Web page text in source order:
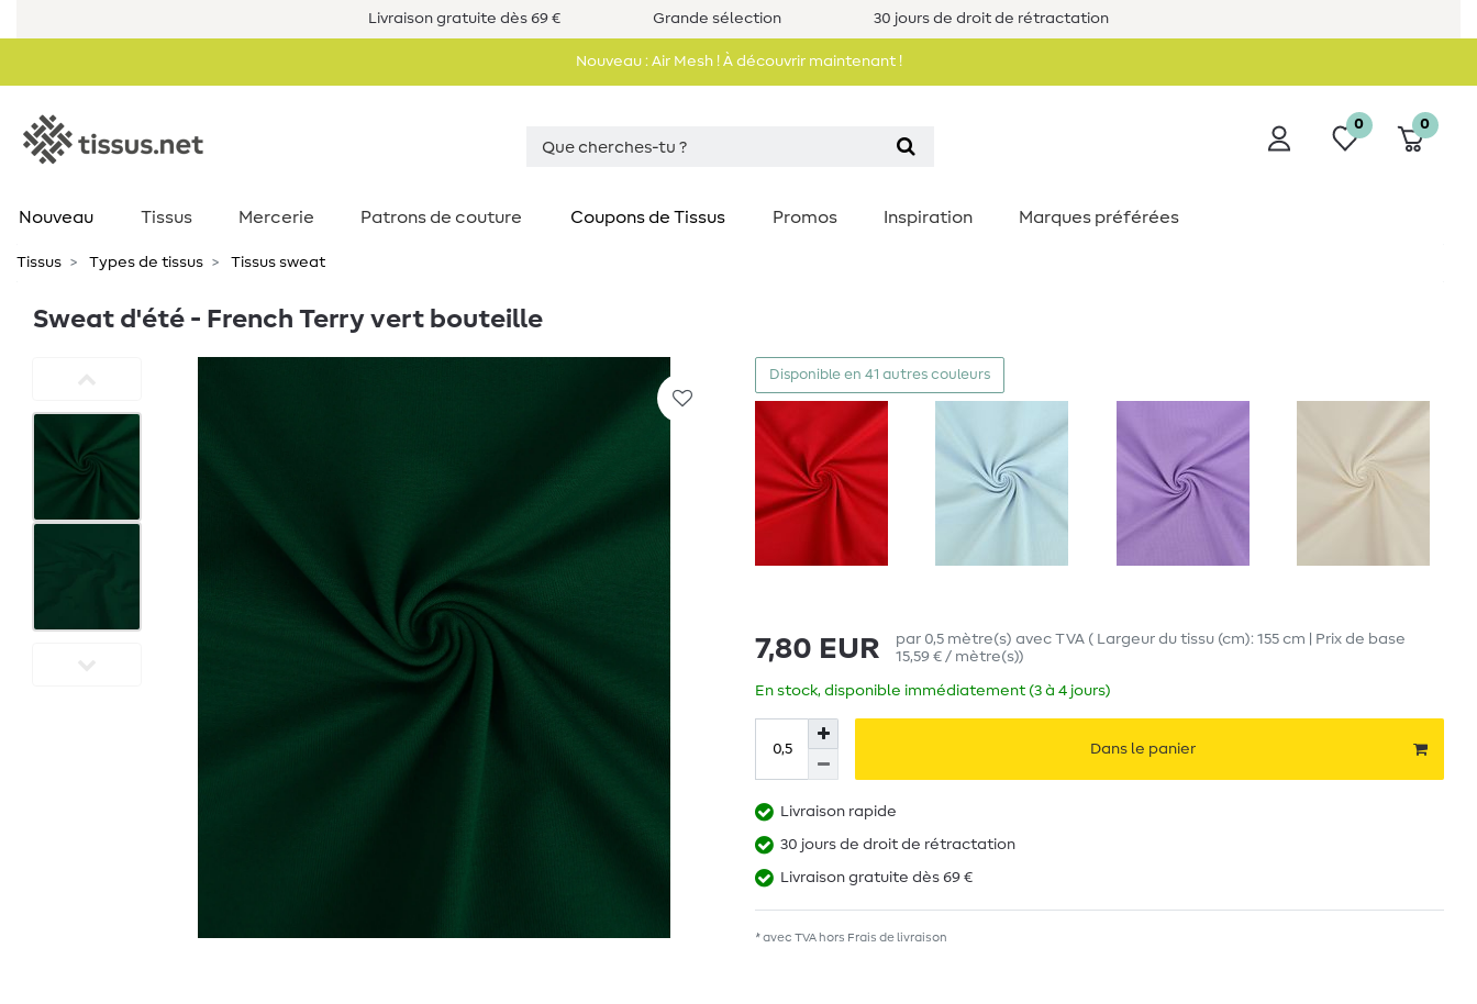
Livraison gratuite dès 69 € Grande sélection 30 jours de droit de rétractation
Nouveau : Air Mesh ! À découvrir maintenant !
0 0
Nouveau Tissus Mercerie Patrons de couture Coupons de Tissus Promos Inspiration Marques préférées
Tissus Types de tissus Tissus sweat
Sweat d'été - French Terry vert bouteille
Disponible en 41 autres couleurs
7,80 EUR par 0,5 mètre(s) avec TVA ( Largeur du tissu (cm): 155 cm | Prix de base
15,59 € / mètre(s))
En stock, disponible immédiatement (3 à 4 jours)
Dans le panier
Livraison rapide
30 jours de droit de rétractation
Livraison gratuite dès 69 €
* avec TVA hors Frais de livraison